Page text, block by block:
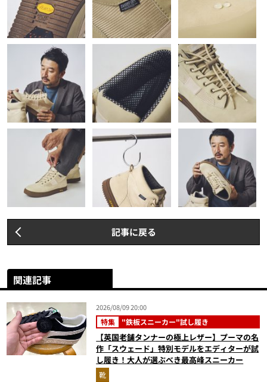
記事に戻る
関連記事
2026/08/09 20:00
特集 "鉄板スニーカー"試し履き
【英国老舗タンナーの極上レザー】プーマの名
作「スウェード」特別モデルをエディターが試
し履き！大人が選ぶべき最高峰スニーカー
靴